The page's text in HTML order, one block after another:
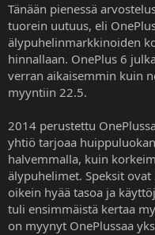
Tänään pienessä
tuorein uutuus, eli
älypuhelinmarkkinoiden
hinnallaan. OnePlus 6
verran aikaisemmin kuin
myyntiin 22.5.
2014 perustettu
yhtiö tarjoaa
halvemmalla, kuin
älypuhelimet. Speksit
oikein hyää tasoa ja
tuli ensimmäistä kertaa
on myynyt OnePlussaa